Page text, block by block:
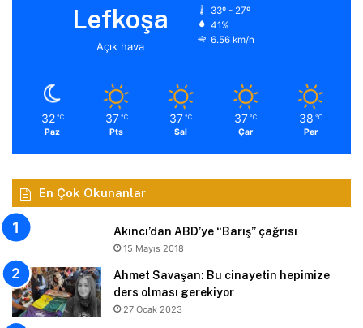
Lefkoşa
Açık hava
33º - 27º
41%
6.56 km/h
32 ℃
Paz
37 ℃
Pts
37 ℃
Sal
37 ℃
Çar
38 ℃
Per
En Çok Okunanlar
Akıncı’dan ABD’ye “Barış” çağrısı
15 Mayıs 2018
Ahmet Savaşan: Bu cinayetin hepimize
ders olması gerekiyor
27 Ocak 2023